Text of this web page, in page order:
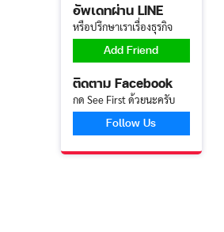
อัพเดทผ่าน LINE
หรือปรึกษาเราเรื่องธุรกิจ
Add Friend
ติดตาม Facebook
กด See First ด้วยนะครับ
Follow Us